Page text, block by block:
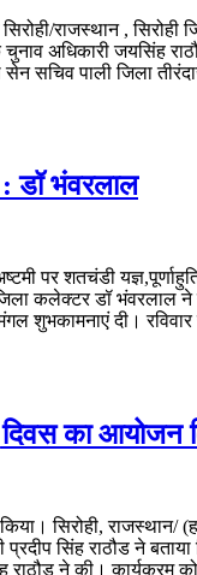
राजस्थान ,
अधिकारी जयसिंह
सेन सचिव पाली जिला
डॉ भंवरलाल
पर शतचंडी
कलेक्टर डॉ भंवरलाल
शुभकामनाएं दी।
दिवस का आयोजन
सिरोही, राजस्थान/
सिंह राठौड ने
ने की। कार्यक्रम